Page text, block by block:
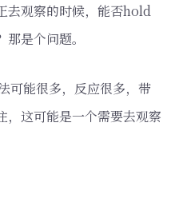
去观察的时候，能否hold
是个问题。
可能很多，反应很多，带
，这可能是一个需要去观察